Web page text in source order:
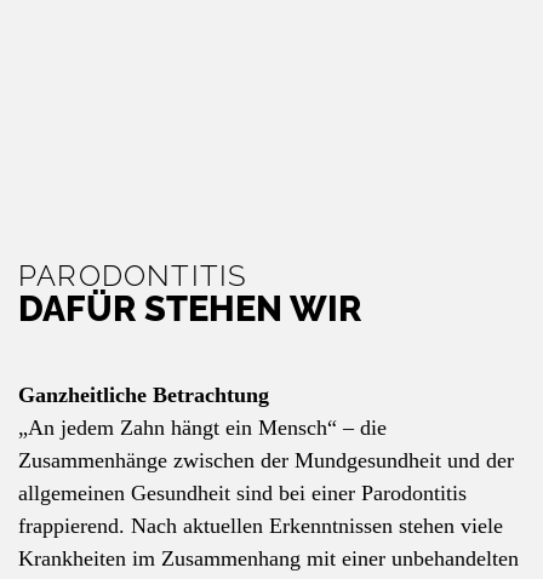
PARODONTITIS
DAFÜR STEHEN WIR
Ganzheitliche Betrachtung
„An jedem Zahn hängt ein Mensch“ – die
Zusammenhänge zwischen der Mundgesundheit und der
allgemeinen Gesundheit sind bei einer Parodontitis
frappierend. Nach aktuellen Erkenntnissen stehen viele
Krankheiten im Zusammenhang mit einer unbehandelten